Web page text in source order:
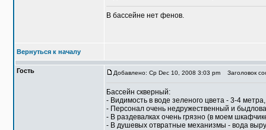
В бассейне нет фенов.
Вернуться к началу
Гость Добавлено: Ср Dec 10, 2008 3:03 pm Заголовок
Бассейн скверный:
- Видимость в воде зеленого цвета - 3-4
- Персонал очень недружественный и
- В раздевалках очень грязно (в моем
- В душевых отвратные механизмы - вода